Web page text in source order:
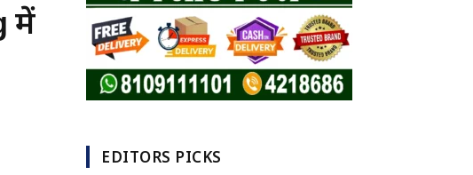
में
EDITORS PICKS